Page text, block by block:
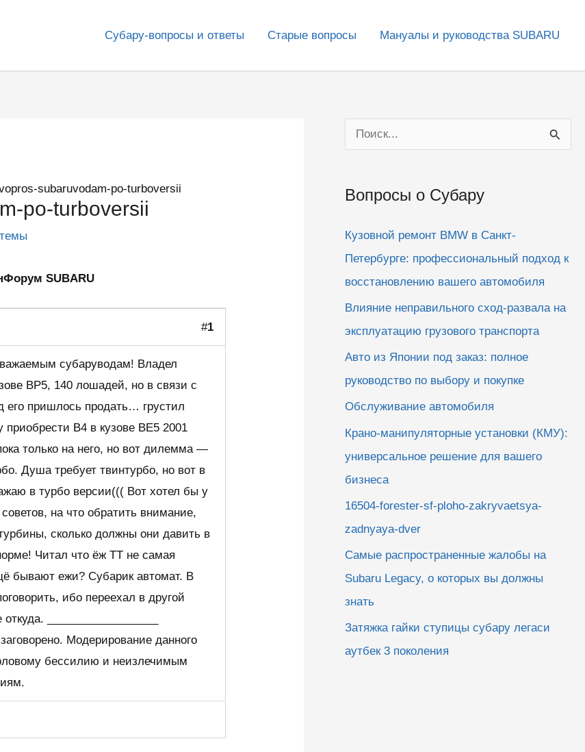
Субару-вопросы и ответы Старые вопросы Мануалы и руководства SUBARU
subaruvodam-po-turboversii
po-turboversii
SUBARU
#1
субаруводам! Владел
BP5, 140 лошадей, но в связи с
его пришлось продать… грустил
приобрести В4 в кузове ВЕ5 2001
только на него, но вот дилемма —
Душа требует твинтурбо, но вот в
в турбо версии((( Вот хотел бы у
на что обратить внимание,
сколько должны они давить в
Читал что ёж ТТ не самая
бывают ежи? Субарик автомат. В
ибо переехал в другой
__________________
Модерирование данного
бессилию и неизлечимым
о
с
Вопросы о Субару
Кузовной ремонт BMW в Санкт-
Петербурге: профессиональный подход к
восстановлению вашего автомобиля
Влияние неправильного сход-развала на
эксплуатацию грузового транспорта
Авто из Японии под заказ: полное
руководство по выбору и покупке
Обслуживание автомобиля
Крано-манипуляторные установки (КМУ):
универсальное решение для вашего
бизнеса
16504-forester-sf-ploho-zakryvaetsya-
zadnyaya-dver
Самые распространенные жалобы на
Subaru Legacy, о которых вы должны
знать
Затяжка гайки ступицы субару легаси
аутбек 3 поколения